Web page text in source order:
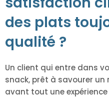
des plats
qualité ?
Un client qui entre dans
snack, prêt à savourer un
avant tout une